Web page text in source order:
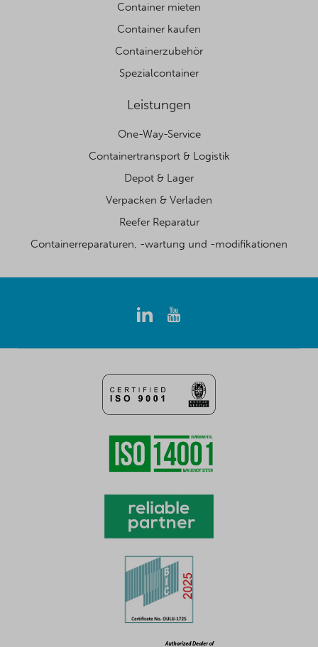
Container mieten
Container kaufen
Containerzubehör
Spezialcontainer
Leistungen
One-Way-Service
Containertransport & Logistik
Depot & Lager
Verpacken & Verladen
Reefer Reparatur
Containerreparaturen, -wartung und -modifikationen